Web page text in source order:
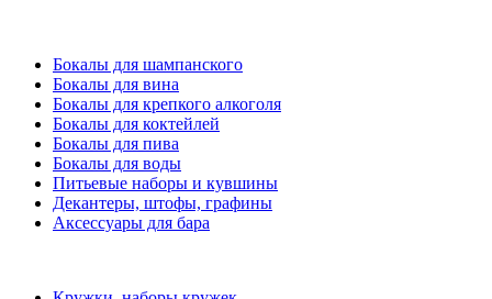
Бокалы для шампанского
Бокалы для вина
Бокалы для крепкого алкоголя
Бокалы для коктейлей
Бокалы для пива
Бокалы для воды
Питьевые наборы и кувшины
Декантеры, штофы, графины
Аксессуары для бара